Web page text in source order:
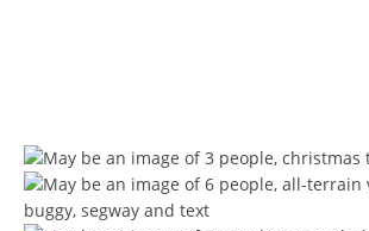
МЕЃУНАРОДНА СОРАБОТКА
ЗНАЧЕЊЕ НА СЛУЖБАТА ЗА